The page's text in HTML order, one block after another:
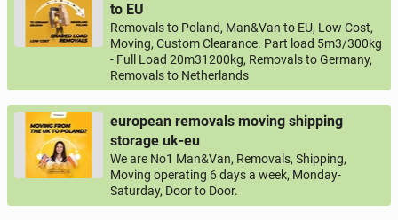
to EU
Removals to Poland, Man&Van to EU, Low Cost,
Moving, Custom Clearance. Part load 5m3/300kg
- Full Load 20m31200kg, Removals to Germany,
Removals to Netherlands
european removals moving shipping
storage uk-eu
We are No1 Man&Van, Removals, Shipping,
Moving operating 6 days a week, Monday-
Saturday, Door to Door.